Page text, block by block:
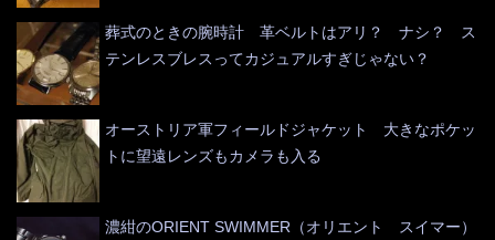
葬式のときの腕時計 革ベルトはアリ？ ナシ？ ス
テンレスブレスってカジュアルすぎじゃない？
オーストリア軍フィールドジャケット 大きなポケッ
トに望遠レンズもカメラも入る
濃紺のORIENT SWIMMER（オリエント スイマー）